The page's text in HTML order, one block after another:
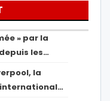
» par la
les…
la